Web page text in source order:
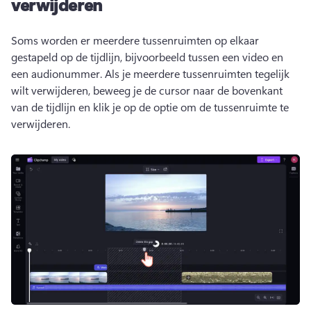
Soms worden er meerdere tussenruimten op elkaar
gestapeld op de tijdlijn, bijvoorbeeld tussen een video en
een audionummer. Als je meerdere tussenruimten tegelijk
wilt verwijderen, beweeg je de cursor naar de bovenkant
van de tijdlijn en klik je op de optie om de tussenruimte te
verwijderen.